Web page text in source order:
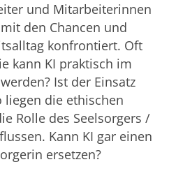
und Mitarbeiterinnen
den Chancen und
konfrontiert. Oft
kann KI praktisch im
Ist der Einsatz
liegen die ethischen
Rolle des Seelsorgers /
Kann KI gar einen
ersetzen?